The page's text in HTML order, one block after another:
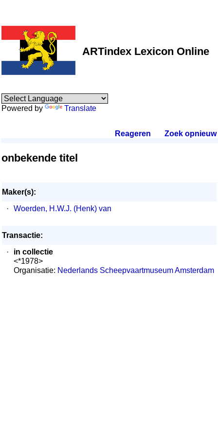
ARTindex Lexicon Online
Powered by Translate
Reageren Zoek opnieuw.
onbekende titel
Maker(s):
·
Woerden, H.W.J. (Henk) van
Transactie:
·
in collectie
<*1978>
Organisatie: Nederlands Scheepvaartmuseum Amsterdam